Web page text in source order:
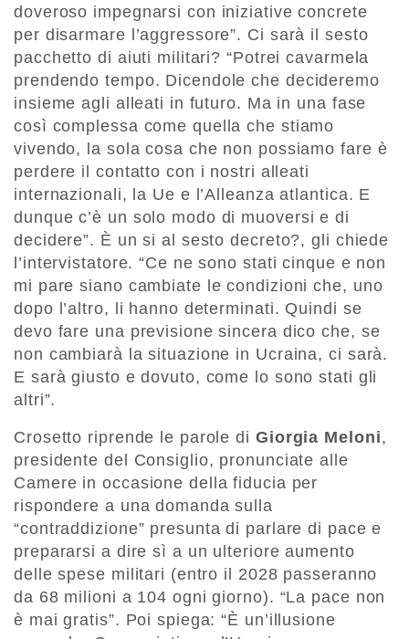
doveroso impegnarsi con iniziative concrete
per disarmare l’aggressore”. Ci sarà il sesto
pacchetto di aiuti militari? “Potrei cavarmela
prendendo tempo. Dicendole che decideremo
insieme agli alleati in futuro. Ma in una fase
così complessa come quella che stiamo
vivendo, la sola cosa che non possiamo fare è
perdere il contatto con i nostri alleati
internazionali, la Ue e l’Alleanza atlantica. E
dunque c’è un solo modo di muoversi e di
decidere”. È un si al sesto decreto?, gli chiede
l’intervistatore. “Ce ne sono stati cinque e non
mi pare siano cambiate le condizioni che, uno
dopo l’altro, li hanno determinati. Quindi se
devo fare una previsione sincera dico che, se
non cambiarà la situazione in Ucraina, ci sarà.
E sarà giusto e dovuto, come lo sono stati gli
altri”.
Crosetto riprende le parole di Giorgia Meloni,
presidente del Consiglio, pronunciate alle
Camere in occasione della fiducia per
rispondere a una domanda sulla
“contraddizione” presunta di parlare di pace e
prepararsi a dire sì a un ulteriore aumento
delle spese militari (entro il 2028 passeranno
da 68 milioni a 104 ogni giorno). “La pace non
è mai gratis”. Poi spiega: “È un’illusione